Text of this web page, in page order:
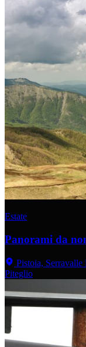
Estate
Panorami da
Pistoia,
Piteglio